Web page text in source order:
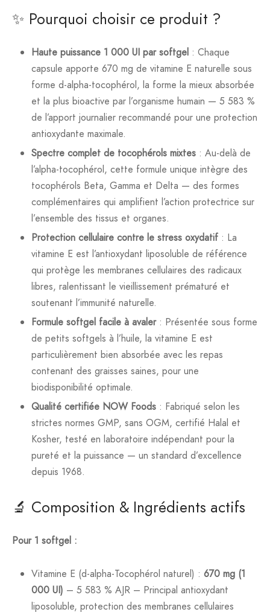
✨ Pourquoi choisir ce produit ?
Haute puissance 1 000 UI par softgel: Chaque
capsule apporte 670 mg de vitamine E naturelle sous
forme d-alpha-tocophérol, la forme la mieux absorbée
et la plus bioactive par l’organisme humain — 5 583 %
de l’apport journalier recommandé pour une protection
antioxydante maximale.
Spectre complet de tocophérols mixtes: Au-delà de
l’alpha-tocophérol, cette formule unique intègre des
tocophérols Beta, Gamma et Delta — des formes
complémentaires qui amplifient l’action protectrice sur
l’ensemble des tissus et organes.
Protection cellulaire contre le stress oxydatif: La
vitamine E est l’antioxydant liposoluble de référence
qui protège les membranes cellulaires des radicaux
libres, ralentissant le vieillissement prématuré et
soutenant l’immunité naturelle.
Formule softgel facile à avaler: Présentée sous forme
de petits softgels à l’huile, la vitamine E est
particulièrement bien absorbée avec les repas
contenant des graisses saines, pour une
biodisponibilité optimale.
Qualité certifiée NOW Foods: Fabriqué selon les
strictes normes GMP, sans OGM, certifié Halal et
Kosher, testé en laboratoire indépendant pour la
pureté et la puissance — un standard d’excellence
depuis 1968.
🔬 Composition & Ingrédients actifs
Pour 1 softgel :
Vitamine E (d-alpha-Tocophérol naturel) : 670 mg (1
000 UI) – 5 583 % AJR – Principal antioxydant
liposoluble, protection des membranes cellulaires